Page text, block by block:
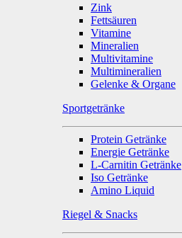
Zink
Fettsäuren
Vitamine
Mineralien
Multivitamine
Multimineralien
Gelenke & Organe
Sportgetränke
Protein Getränke
Energie Getränke
L-Carnitin Getränke
Iso Getränke
Amino Liquid
Riegel & Snacks